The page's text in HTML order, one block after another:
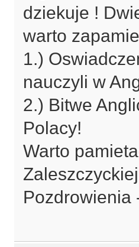
dziekuje !
warto
1.)
nauczyli w
2.) Bitwe
Polacy!
Warto
Pozdrowienia